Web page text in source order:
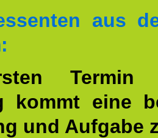
aus
kommt eine
und Aufgabe